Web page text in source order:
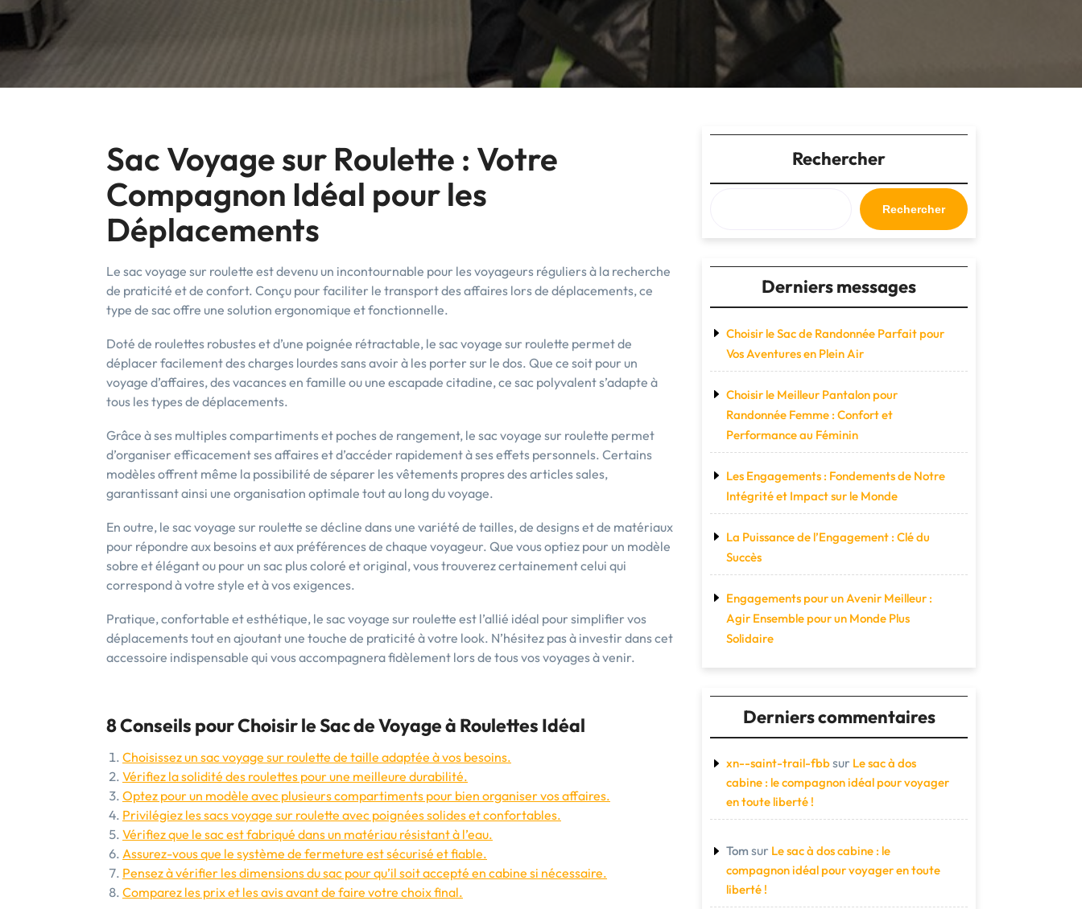
Sac Voyage sur Roulette : Votre
Compagnon Idéal pour les
Déplacements
Le sac voyage sur roulette est devenu un incontournable pour les voyageurs réguliers à la recherche
de praticité et de confort. Conçu pour faciliter le transport des affaires lors de déplacements, ce
type de sac offre une solution ergonomique et fonctionnelle.
Doté de roulettes robustes et d’une poignée rétractable, le sac voyage sur roulette permet de
déplacer facilement des charges lourdes sans avoir à les porter sur le dos. Que ce soit pour un
voyage d’affaires, des vacances en famille ou une escapade citadine, ce sac polyvalent s’adapte à
tous les types de déplacements.
Grâce à ses multiples compartiments et poches de rangement, le sac voyage sur roulette permet
d’organiser efficacement ses affaires et d’accéder rapidement à ses effets personnels. Certains
modèles offrent même la possibilité de séparer les vêtements propres des articles sales,
garantissant ainsi une organisation optimale tout au long du voyage.
En outre, le sac voyage sur roulette se décline dans une variété de tailles, de designs et de matériaux
pour répondre aux besoins et aux préférences de chaque voyageur. Que vous optiez pour un modèle
sobre et élégant ou pour un sac plus coloré et original, vous trouverez certainement celui qui
correspond à votre style et à vos exigences.
Pratique, confortable et esthétique, le sac voyage sur roulette est l’allié idéal pour simplifier vos
déplacements tout en ajoutant une touche de praticité à votre look. N’hésitez pas à investir dans cet
accessoire indispensable qui vous accompagnera fidèlement lors de tous vos voyages à venir.
8 Conseils pour Choisir le Sac de Voyage à Roulettes Idéal
Choisissez un sac voyage sur roulette de taille adaptée à vos besoins.
Vérifiez la solidité des roulettes pour une meilleure durabilité.
Optez pour un modèle avec plusieurs compartiments pour bien organiser vos affaires.
Privilégiez les sacs voyage sur roulette avec poignées solides et confortables.
Vérifiez que le sac est fabriqué dans un matériau résistant à l’eau.
Assurez-vous que le système de fermeture est sécurisé et fiable.
Pensez à vérifier les dimensions du sac pour qu’il soit accepté en cabine si nécessaire.
Comparez les prix et les avis avant de faire votre choix final.
Rechercher
Rechercher
Derniers messages
Choisir le Sac de Randonnée Parfait pour
Vos Aventures en Plein Air
Choisir le Meilleur Pantalon pour
Randonnée Femme : Confort et
Performance au Féminin
Les Engagements : Fondements de Notre
Intégrité et Impact sur le Monde
La Puissance de l’Engagement : Clé du
Succès
Engagements pour un Avenir Meilleur :
Agir Ensemble pour un Monde Plus
Solidaire
Derniers commentaires
xn--saint-trail-fbbsur Le sac à dos
cabine : le compagnon idéal pour voyager
en toute liberté !
Tom sur Le sac à dos cabine : le
compagnon idéal pour voyager en toute
liberté !